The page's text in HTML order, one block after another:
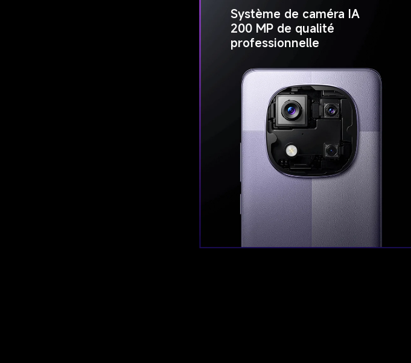
Système de caméra IA
200 MP de qualité
professionnelle